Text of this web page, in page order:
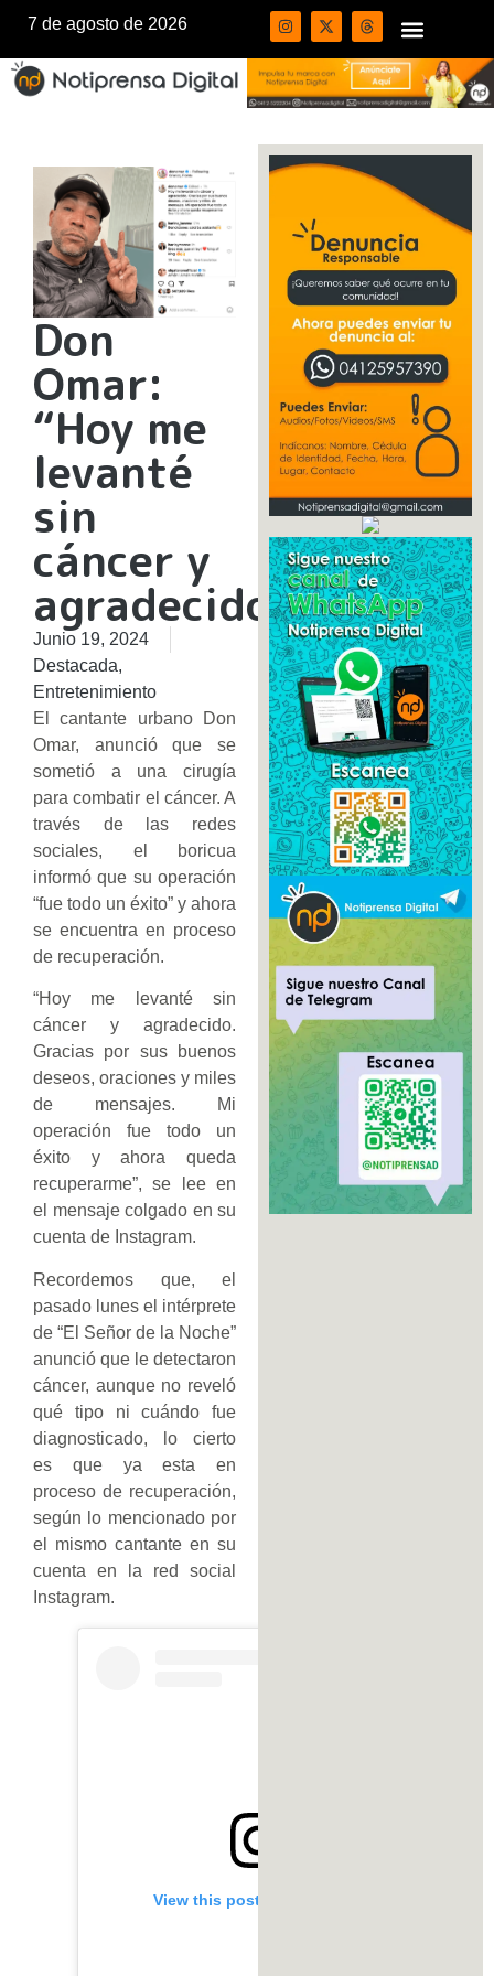
7 de agosto de 2026
Don
Omar:
“Hoy me
levanté
sin
cáncer y
agradecido”
Junio 19, 2024
Destacada,
Entretenimiento
El cantante urbano Don
Omar, anunció que se
sometió a una cirugía
para combatir el cáncer. A
través de las redes
sociales, el boricua
informó que su operación
“fue todo un éxito” y ahora
se encuentra en proceso
de recuperación.
“Hoy me levanté sin
cáncer y agradecido.
Gracias por sus buenos
deseos, oraciones y miles
de mensajes. Mi
operación fue todo un
éxito y ahora queda
recuperarme”, se lee en
el mensaje colgado en su
cuenta de Instagram.
Recordemos que, el
pasado lunes el intérprete
de “El Señor de la Noche”
anunció que le detectaron
cáncer, aunque no reveló
qué tipo ni cuándo fue
diagnosticado, lo cierto
es que ya esta en
proceso de recuperación,
según lo mencionado por
el mismo cantante en su
cuenta en la red social
Instagram.
View this post on Instagram